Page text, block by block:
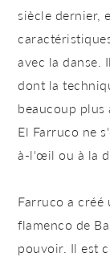
siècle dernier,
avec la danse.
dont la
beaucoup
El Farruco ne
à-l'œil ou à la
Farruco a créé
flamenco de
pouvoir. Il est